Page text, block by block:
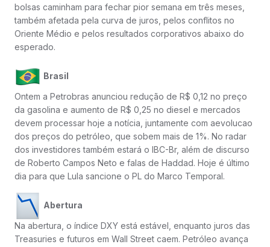
bolsas caminham para fechar pior semana em três meses,
também afetada pela curva de juros, pelos conflitos no
Oriente Médio e pelos resultados corporativos abaixo do
esperado.
Brasil
Ontem a Petrobras anunciou redução de R$ 0,12 no preço
da gasolina e aumento de R$ 0,25 no diesel e mercados
devem processar hoje a notícia, juntamente com aevolucao
dos preços do petróleo, que sobem mais de 1%. No radar
dos investidores também estará o IBC-Br, além de discurso
de Roberto Campos Neto e falas de Haddad. Hoje é último
dia para que Lula sancione o PL do Marco Temporal.
Abertura
Na abertura, o índice DXY está estável, enquanto juros das
Treasuries e futuros em Wall Street caem. Petróleo avança